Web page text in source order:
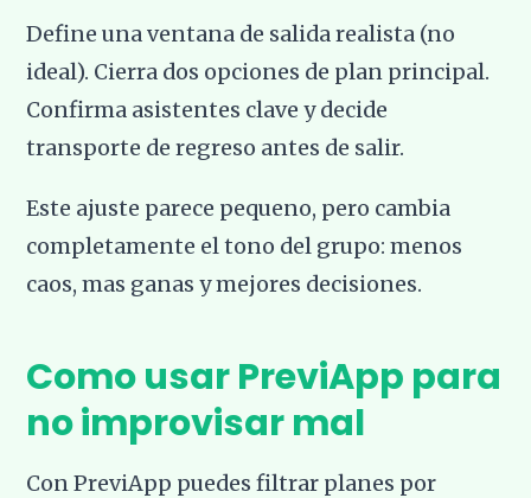
Define una ventana de salida realista (no
ideal). Cierra dos opciones de plan principal.
Confirma asistentes clave y decide
transporte de regreso antes de salir.
Este ajuste parece pequeno, pero cambia
completamente el tono del grupo: menos
caos, mas ganas y mejores decisiones.
Como usar PreviApp para
no improvisar mal
Con PreviApp puedes filtrar planes por